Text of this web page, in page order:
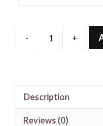
- +
Description
Reviews (0)